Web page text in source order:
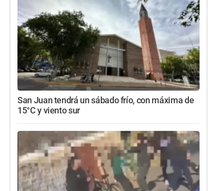
San Juan tendrá un sábado frío, con máxima de
15°C y viento sur